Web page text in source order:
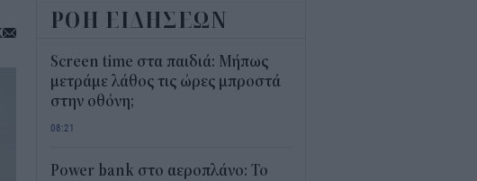
ΡΟΗ ΕΙΔΗΣΕΩΝ
Screen time στα παιδιά: Μήπως
μετράμε λάθος τις ώρες μπροστά
στην οθόνη;
08:21
Power bank στο αεροπλάνο: Το